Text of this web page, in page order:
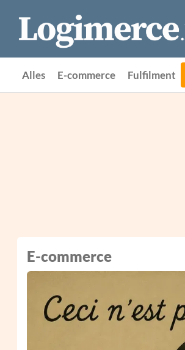
Alles E-commerce Fulfilment
E-commerce